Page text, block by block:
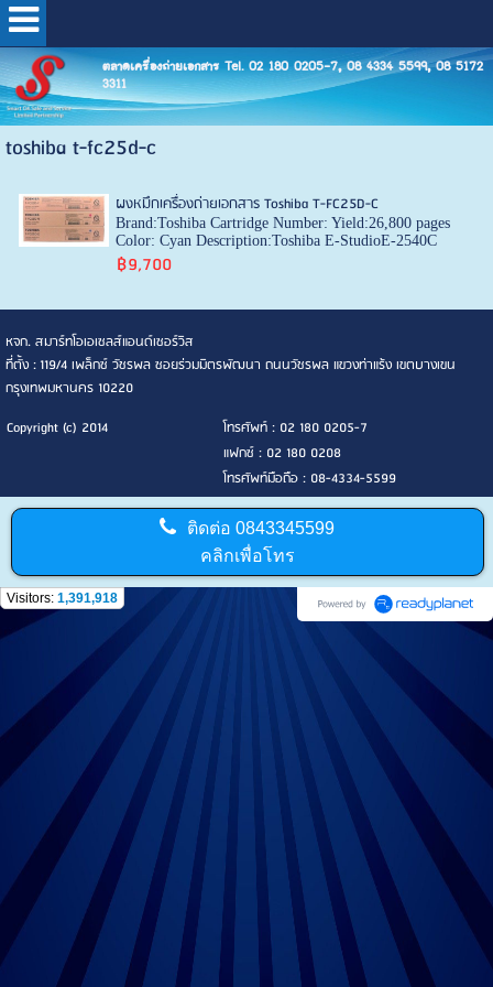
ตลาดเครื่องถ่ายเอกสาร Tel. 02 180 0205-7, 08 4334 5599, 08 5172
3311
toshiba t-fc25d-c
ผงหมึกเครื่องถ่ายเอกสาร Toshiba T-FC25D-C
Brand:Toshiba Cartridge Number: Yield:26,800 pages
Color: Cyan Description:Toshiba E-StudioE-2540C
฿9,700
หจก. สมาร์ทโอเอเซลส์แอนด์เซอร์วิส
ที่ตั้ง : 119/4 เพล็กซ์ วัชรพล ซอยร่วมมิตรพัฒนา ถนนวัชรพล แขวงท่าแร้ง เขตบางเขน
กรุงเทพมหานคร 10220
Copyright (c) 2014
โทรศัพท์ : 02 180 0205-7
แฟกซ์ : 02 180 0208
โทรศัพท์มือถือ : 08-4334-5599
ติดต่อ0843345599
คลิกเพื่อโทร
Visitors: 1,391,918